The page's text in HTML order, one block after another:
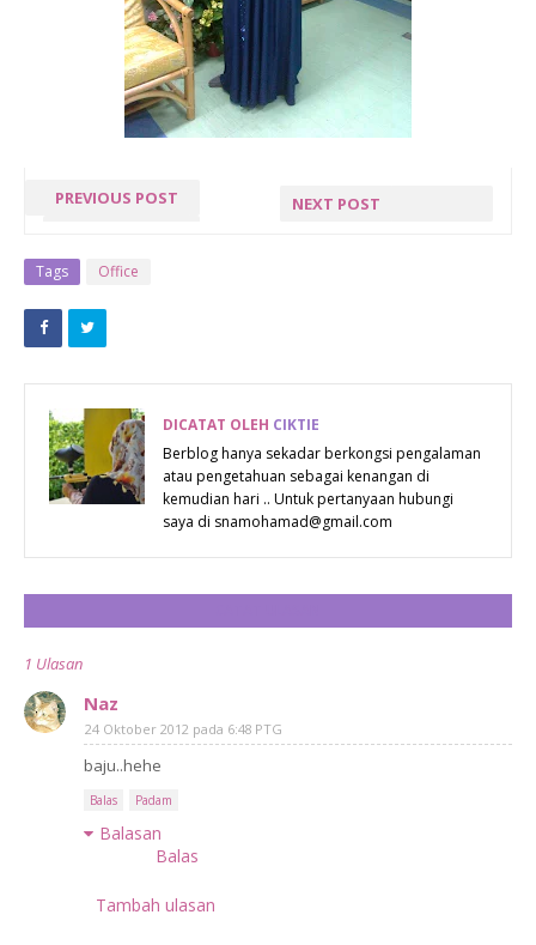
PREVIOUS POST NEXT POST
Tags Office
DICATAT OLEH CIKTIE
Berblog hanya sekadar berkongsi pengalaman
atau pengetahuan sebagai kenangan di
kemudian hari .. Untuk pertanyaan hubungi
saya di snamohamad@gmail.com
1 Ulasan
Naz
24 Oktober 2012 pada 6:48 PTG
baju..hehe
Balas Padam
Balasan
Balas
Tambah ulasan